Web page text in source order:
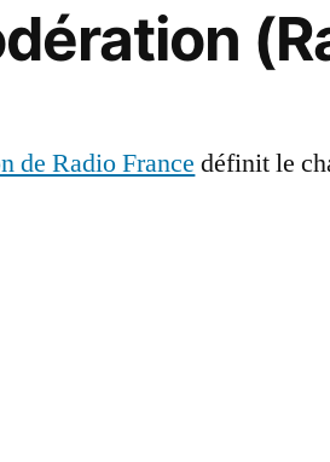
de Radio France définit le